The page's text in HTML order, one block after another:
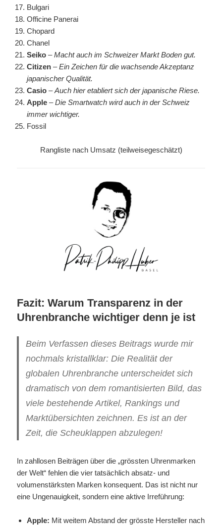
Bulgari
Officine Panerai
Chopard
Chanel
Seiko –Macht auch im Schweizer Markt Boden gut.
Citizen –Ein Zeichen für die wachsende Akzeptanz
japanischer Qualität.
Casio –Auch hier etabliert sich der japanische Riese.
Apple –Die Smartwatch wird auch in der Schweiz
immer wichtiger.
Fossil
Rangliste nach Umsatz (teilweisegeschätzt)
Fazit: Warum Transparenz in der
Uhrenbranche wichtiger denn je ist
Beim Verfassen dieses Beitrags wurde mir
nochmals kristallklar: Die Realität der
globalen Uhrenbranche unterscheidet sich
dramatisch von dem romantisierten Bild, das
viele bestehende Artikel, Rankings und
Marktübersichten zeichnen. Es ist an der
Zeit, die Scheuklappen abzulegen!
In zahllosen Beiträgen über die „grössten Uhrenmarken
der Welt“ fehlen die vier tatsächlich absatz- und
volumenstärksten Marken konsequent. Das ist nicht nur
eine Ungenauigkeit, sondern eine aktive Irreführung:
Apple: Mit weitem Abstand der grösste Hersteller nach